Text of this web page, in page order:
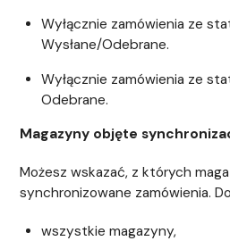
Wyłącznie zamówienia ze
Wysłane/Odebrane.
Wyłącznie zamówienia ze
Odebrane.
Magazyny objęte
Możesz wskazać, z których
synchronizowane zamówienia.
wszystkie magazyny,